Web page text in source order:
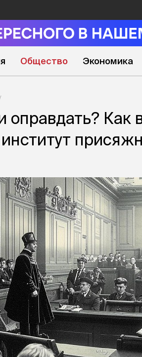
Общество Экономика
оправдать? Как